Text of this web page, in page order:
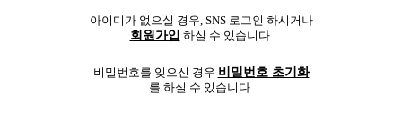
아이디가 없으실 경우, SNS 로그인 하시거나
회원가입 하실 수 있습니다.
비밀번호를 잊으신 경우 비밀번호 초기화
를 하실 수 있습니다.